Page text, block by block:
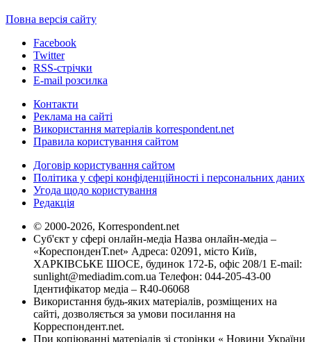
Повна версія сайту
Facebook
Twitter
RSS-стрічки
E-mail розсилка
Контакти
Реклама на сайті
Використання матеріалів korrespondent.net
Правила користування сайтом
Договір користування сайтом
Політика у сфері конфіденційності і персональних даних
Угода щодо користування
Редакція
© 2000-2026, Korrespondent.net
Суб'єкт у сфері онлайн-медіа Назва онлайн-медіа –
«КореспонденТ.net» Адреса: 02091, місто Київ,
ХАРКІВСЬКЕ ШОСЕ, будинок 172-Б, офіс 208/1 E-mail:
sunlight@mediadim.com.ua Телефон: 044-205-43-00
Ідентифікатор медіа – R40-06068
Використання будь-яких матеріалів, розміщених на
сайті, дозволяється за умови посилання на
Корреспондент.net.
При копіюванні матеріалів зі сторінки « Новини України